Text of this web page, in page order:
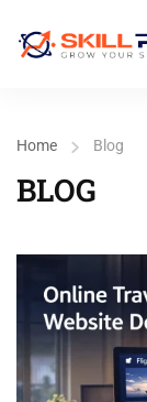
Home Blog
BLOG